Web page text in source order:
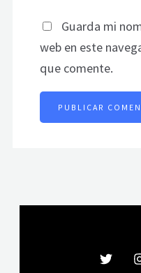
Guarda mi
web en este
que comente.